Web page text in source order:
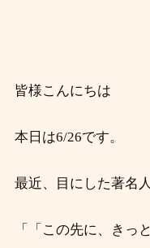
皆様こんにちは
本日は6/26です。
最近、目にした著名
「「この先に、きっ